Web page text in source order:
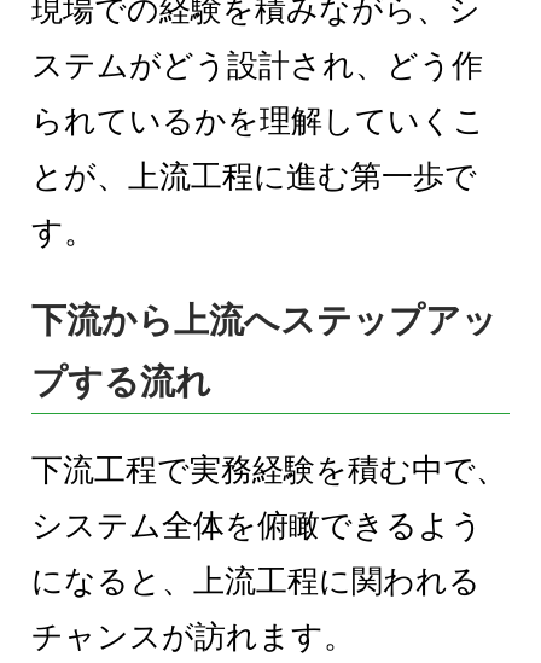
現場での経験を積みながら、シ
ステムがどう設計され、どう作
られているかを理解していくこ
とが、上流工程に進む第一歩で
す。
下流から上流へステップアッ
プする流れ
下流工程で実務経験を積む中で、
システム全体を俯瞰できるよう
になると、上流工程に関われる
チャンスが訪れます。